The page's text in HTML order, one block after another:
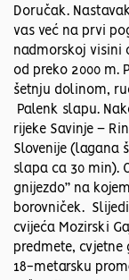
Doručak.
vas već na prvi
nadmorskoj visini
od preko 2000 m.
šetnju dolinom,
Palenk slapu.
rijeke Savinje –
Slovenije (lagana
slapa ca 30 min).
gnijezdo” na
borovniček.
cvijeća Mozirski
predmete, cvjetne
18-metarsku